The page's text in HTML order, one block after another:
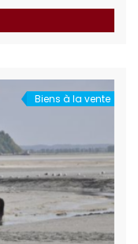
concours …
dans le
Biens à la vente